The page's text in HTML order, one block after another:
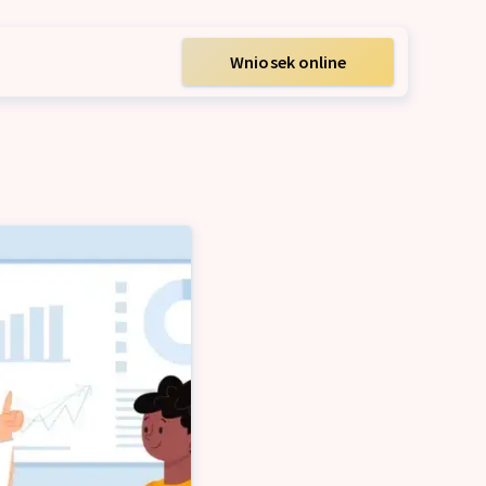
Wniosek online
firm
ZUS i US
dla firm